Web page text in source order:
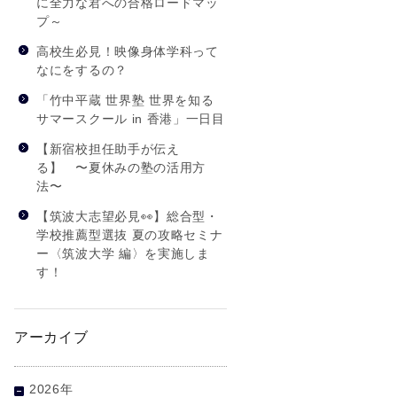
プ～
高校生必見！映像身体学科って
なにをするの？
「竹中平蔵 世界塾 世界を知る
サマースクール in 香港」一日目
【新宿校担任助手が伝え
る】 〜夏休みの塾の活用方
法〜
【筑波大志望必見👀】総合型・
学校推薦型選抜 夏の攻略セミナ
ー〈筑波大学 編〉を実施しま
す！
アーカイブ
2026年